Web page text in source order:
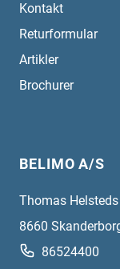
Kontakt
Returformular
Artikler
Brochurer
BELIMO A/S
Thomas
8660
86524400